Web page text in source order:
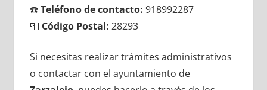
☎️Teléfono dе contacto: 918992287
📮 Código Postal: 28293
Si necesitas realizar trámites administrativos
ο contactar сοn el ayuntamiento dе